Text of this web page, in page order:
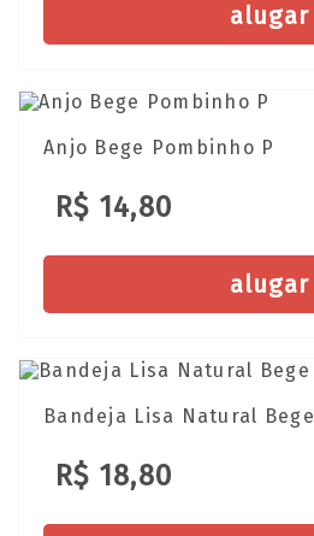
alugar
Anjo Bege Pombinho P
R$ 14,80
alugar
Bandeja Lisa Natural Bege
R$ 18,80